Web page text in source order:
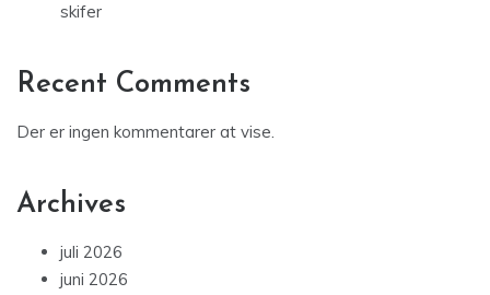
skifer
Recent Comments
Der er ingen kommentarer at vise.
Archives
juli 2026
juni 2026